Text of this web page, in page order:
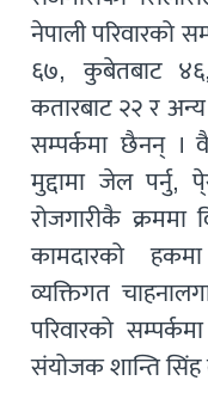
नेपाली परिवारको
६७, कुबेतबाट
कतारबाट २२ र
सम्पर्कमा छैनन् ।
मुद्दामा जेल पर्नु,
रोजगारीकै क्रममा
कामदारको
व्यक्तिगत
परिवारको
संयोजक शान्ति सिंह